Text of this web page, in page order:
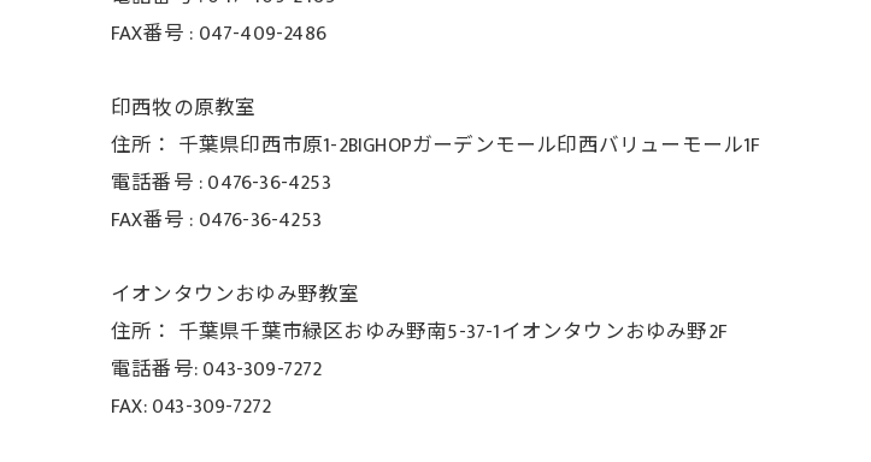
FAX番号 : 047-409-2486
印西牧の原教室
住所： 千葉県印西市原1-2BIGHOPガーデンモール印西バリューモール1F
電話番号 :0476-36-4253
FAX番号 : 0476-36-4253
イオンタウンおゆみ野教室
住所： 千葉県千葉市緑区おゆみ野南5-37-1イオンタウンおゆみ野2F
電話番号: 043-309-7272
FAX: 043-309-7272